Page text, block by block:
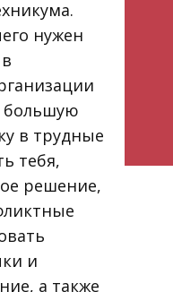
нужен
большую
в трудные
тебя,
решение,
и
а также